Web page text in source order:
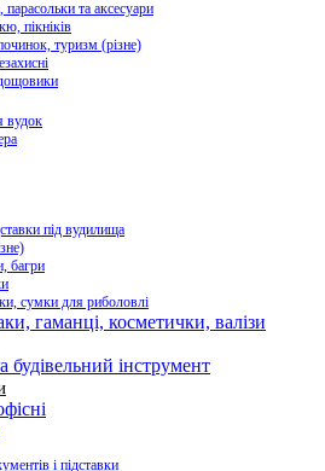
парасольки та аксесуари
пікніків
туризм (різне)
вудок
під вудилища
багри
сумки для риболовлі
гаманці, косметички, валізи
інструмент
і підставки